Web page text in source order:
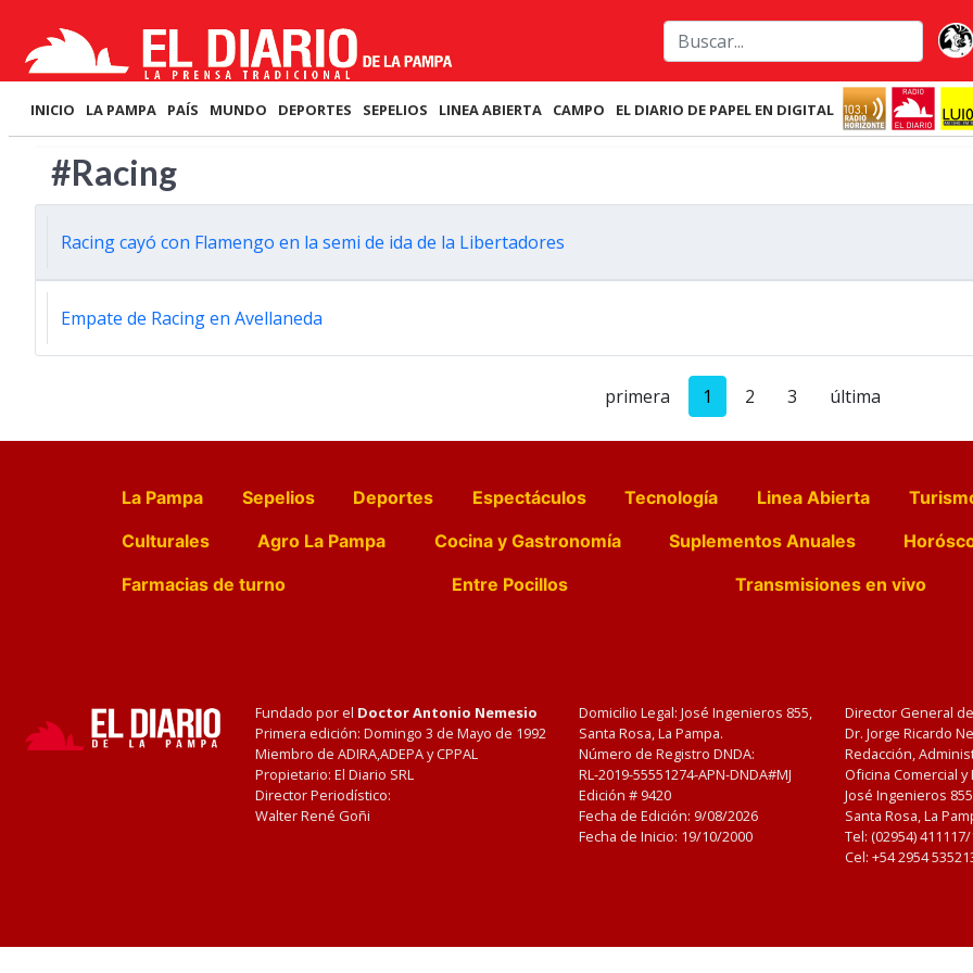
INICIO LA PAMPA PAÍS MUNDO DEPORTES SEPELIOS LINEA ABIERTA CAMPO EL DIARIO DE PAPEL EN DIGITAL
#Racing
Racing cayó con Flamengo en la semi de ida de la Libertadores
Empate de Racing en Avellaneda
primera 1 2 3 última
La Pampa Sepelios Deportes Espectáculos Tecnología Linea Abierta
Culturales
Agro La Pampa Cocina y Gastronomía Suplementos Anuales
Farmacias de turno
Entre Pocillos Transmisiones en vivo
Fundado por el Doctor Antonio Nemesio
Primera edición: Domingo 3 de Mayo de 1992
Miembro de ADIRA,ADEPA y CPPAL
Propietario: El Diario SRL
Director Periodístico:
Walter René Goñi
Domicilio Legal: José Ingenieros 855,
Santa Rosa, La Pampa.
Número de Registro DNDA:
RL-2019-55551274-APN-DNDA#MJ
Edición # 9420
Fecha de Edición: 9/08/2026
Fecha de Inicio: 19/10/2000
Director General
Dr. Jorge Ricardo
Redacción,
Oficina Comercial
José Ingenieros
Santa Rosa, La
Tel: (02954)
Cel: +54 2954